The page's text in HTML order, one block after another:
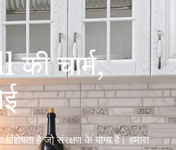
चार्म,
है जो संरक्षण के योग्य है। हमारा